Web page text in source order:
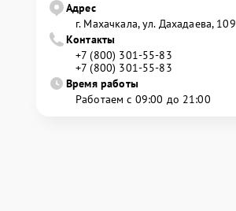
Адрес
г. Махачкала, ул. Дахадаева, 109
Контакты
+7 (800) 301-55-83
+7 (800) 301-55-83
Время работы
Работаем с 09:00 до 21:00